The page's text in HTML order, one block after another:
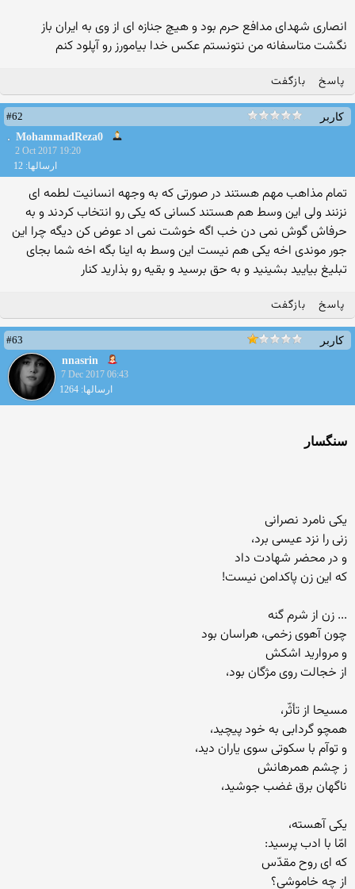
انصاری شهدای مدافع حرم بود و هیچ جنازه ای از وی به ایران باز
نگشت متاسفانه من نتونستم عکس خدا بیامورز رو آپلود کنم
پاسخ بازگفت
کاربر
#62
MohammadReza0
2 Oct 2017 19:20
ارسالها: 12
تمام مذاهب مهم هستند در صورتی که به وجهه انسانیت لطمه ای
نزنند ولی این وسط هم هستند کسانی که یکی رو انتخاب کردند و به
حرفاش گوش نمی دن خب اگه خوشت نمی اد عوض کن دیگه چرا این
جور موندی اخه یکی هم نیست این وسط به اینا بگه اخه شما بجای
تبلیغ بیایید بشینید و به حق برسید و بقیه رو بذارید کنار
پاسخ بازگفت
کاربر
#63
nnasrin
7 Dec 2017 06:43
ارسالها: 1264
سنگسار
یکی نامرد نصرانی
زنی را نزد عیسی برد،
و در محضر شهادت داد
که این زن پاکدامن نیست!
... زن از شرم گنه
چون آهوی زخمی، هراسان بود
و مروارید اشکش
از خجالت روی مژگان بود،
مسیحا از تأثّر،
همچو گردابی به خود پیچید،
و توآم با سکوتی سوی یاران دید،
ز چشم همرهانش
ناگهان برق غضب جوشید،
یکی آهسته،
امّا با ادب پرسید:
که ای روح مقدّس
از چه خاموشی؟